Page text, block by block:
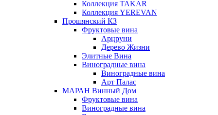
Коллекция TAKAR
Коллекция YEREVAN
Прошянский КЗ
Фруктовые вина
Арцруни
Дерево Жизни
Элитные Вина
Виноградные вина
Виноградные вина
Арт Палас
МАРАН Винный Дом
Фруктовые вина
Виноградные вина